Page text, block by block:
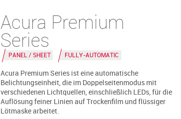
Acura Premium
Series
PANEL / SHEET FULLY-AUTOMATIC
Acura Premium Series ist eine automatische
Belichtungseinheit, die im Doppelseitenmodus mit
verschiedenen Lichtquellen, einschließlich LEDs, für die
Auflösung feiner Linien auf Trockenfilm und flüssiger
Lötmaske arbeitet.